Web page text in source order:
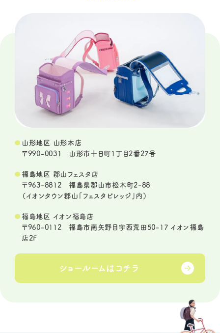
山形地区 山形本店
〒990-0031 山形市十日町1丁目2番27号
福島地区 郡山フェスタ店
〒963-8812 福島県郡山市松木町2-88
（イオンタウン郡山「フェスタビレッジ」内）
福島地区 イオン福島店
〒960-0112 福島市南矢野目字西荒田50-17 イオン福島
店2F
ショールームは コチラ